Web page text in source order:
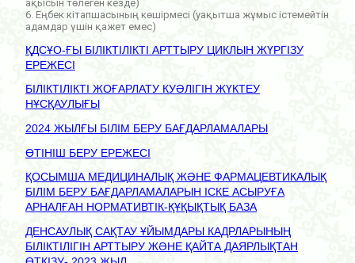
ақысын төлеген кезде)
6. Еңбек кітапшасының көшірмесі (уақытша жұмыс істемейтін
адамдар үшін қажет емес)
ҚДСҰО-ҒЫ БІЛІКТІЛІКТІ АРТТЫРУ ЦИКЛЫН ЖҮРГІЗУ
ЕРЕЖЕСІ
БІЛІКТІЛІКТІ ЖОҒАРЛАТУ КУӘЛІГІН ЖҮКТЕУ
НҰСҚАУЛЫҒЫ
2024 ЖЫЛҒЫ БІЛІМ БЕРУ БАҒДАРЛАМАЛАРЫ
ӨТІНІШ БЕРУ ЕРЕЖЕСІ
ҚОСЫМША МЕДИЦИНАЛЫҚ ЖӘНЕ ФАРМАЦЕВТИКАЛЫҚ
БІЛІМ БЕРУ БАҒДАРЛАМАЛАРЫН ІСКЕ АСЫРУҒА
АРНАЛҒАН НОРМАТИВТІК-ҚҰҚЫҚТЫҚ БАЗА
ДЕНСАУЛЫҚ САҚТАУ ҰЙЫМДАРЫ КАДРЛАРЫНЫҢ
БІЛІКТІЛІГІН АРТТЫРУ ЖӘНЕ ҚАЙТА ДАЯРЛЫҚТАН